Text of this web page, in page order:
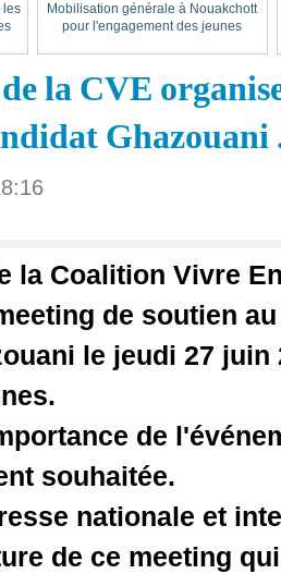
Mobilisation générale à Nouakchott
pour l'engagement des jeunes
les
la CVE
la Coalition Vivre
de soutien
le jeudi 27 juin
de
souhaitée.
nationale et
de ce meeting